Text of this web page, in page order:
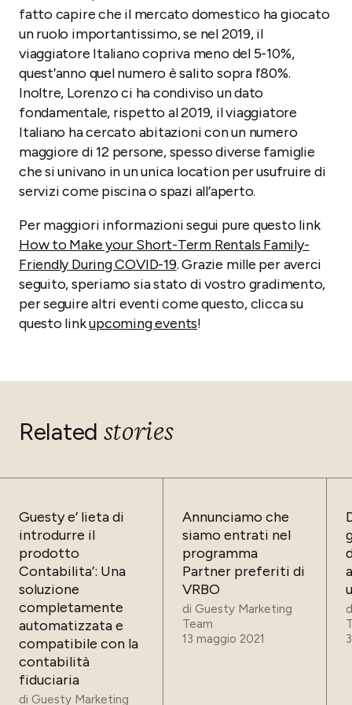
fatto capire che il mercato domestico ha giocato
un ruolo importantissimo, se nel 2019, il
viaggiatore Italiano copriva meno del 5-10%,
quest’anno quel numero è salito sopra l’80%.
Inoltre, Lorenzo ci ha condiviso un dato
fondamentale, rispetto al 2019, il viaggiatore
Italiano ha cercato abitazioni con un numero
maggiore di 12 persone, spesso diverse famiglie
che si univano in un unica location per usufruire di
servizi come piscina o spazi all’aperto.
Per maggiori informazioni segui pure questo link
How to Make your Short-Term Rentals Family-
Friendly During COVID-19. Grazie mille per averci
seguito, speriamo sia stato di vostro gradimento,
per seguire altri eventi come questo, clicca su
questo linkupcoming events!
Related stories
Guesty e’ lieta di
introdurre il
prodotto
Contabilita’: Una
soluzione
completamente
automatizzata e
compatibile con la
contabilità
fiduciaria
di Guesty Marketing
Annunciamo che
siamo entrati nel
programma
Partner preferiti di
VRBO
di Guesty Marketing
Team
13 maggio 2021